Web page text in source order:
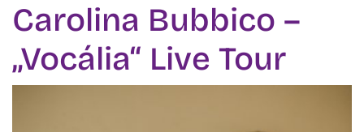
Carolina Bubbico –
„Vocália“ Live Tour